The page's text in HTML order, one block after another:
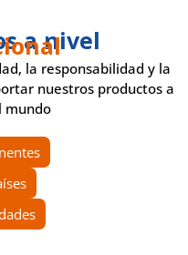
a nivel
la responsabilidad y la
nuestros productos a
mundo